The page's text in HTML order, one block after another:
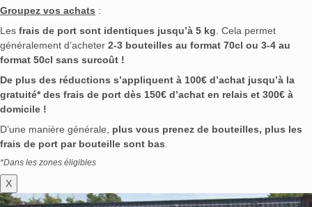
Groupez vos achats :
Les frais de port sont identiques jusqu’à 5 kg. Cela permet
généralement d’acheter 2-3 bouteilles au format 70cl ou 3-4 au
format 50cl sans surcoût !
De plus des réductions s’appliquent à 100€ d’achat jusqu’à la
gratuité* des frais de port dès 150€ d’achat en relais et 300€ à
domicile !
D’une manière générale, plus vous prenez de bouteilles, plus les
frais de port par bouteille sont bas.
*Dans les zones éligibles
X